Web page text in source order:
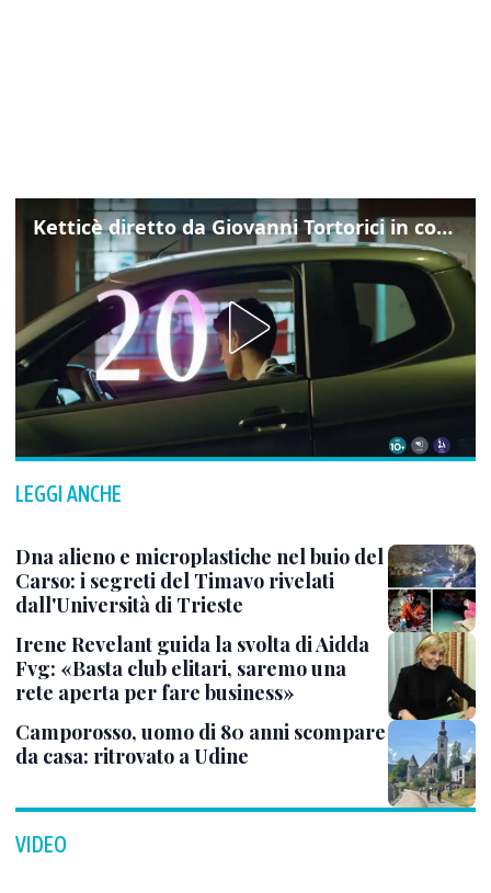
Ketticè diretto da Giovanni Tortorici in concorso al Locarno Film Festival
LEGGI ANCHE
Dna alieno e microplastiche nel buio del
Carso: i segreti del Timavo rivelati
dall'Università di Trieste
Irene Revelant guida la svolta di Aidda
Fvg: «Basta club elitari, saremo una
rete aperta per fare business»
Camporosso, uomo di 80 anni scompare
da casa: ritrovato a Udine
VIDEO